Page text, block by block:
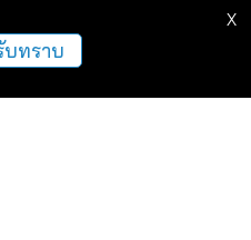
าสัมพันธ์
บทราบ
X